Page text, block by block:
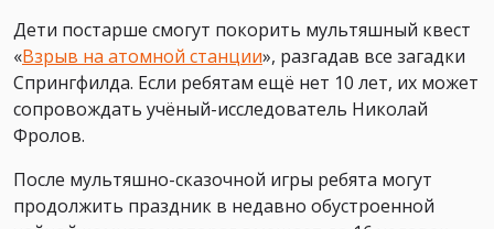
Дети постарше смогут покорить мультяшный квест
«Взрыв на атомной станции», разгадав все загадки
Спрингфилда. Если ребятам ещё нет 10 лет, их может
сопровождать учёный-исследователь Николай
Фролов.
После мультяшно-сказочной игры ребята могут
продолжить праздник в недавно обустроенной